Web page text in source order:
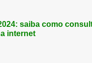
saiba como
internet